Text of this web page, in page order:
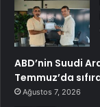
ABD’nin Suudi
Temmuz’da
Ağustos 7, 2026